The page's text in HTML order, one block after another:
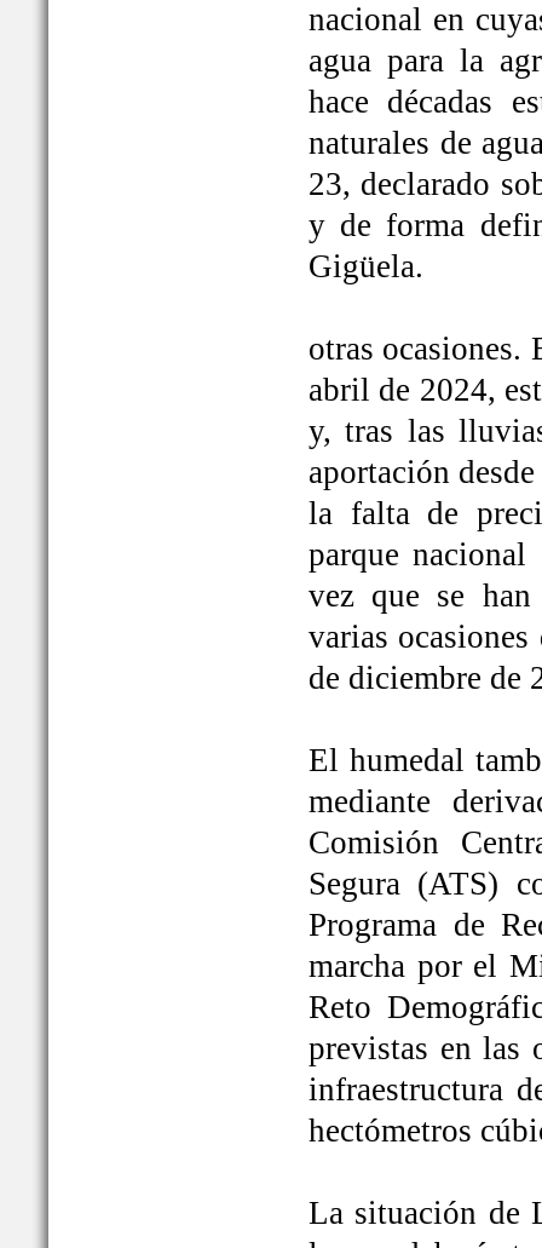
nacional en
agua para la
hace décadas
naturales de
23, declarado
y de forma
Gigüela.
otras ocasiones.
abril de 2024,
y, tras las
aportación
la falta de
parque
vez que se
varias
de diciembre de
El humedal
mediante
Comisión
Segura (ATS)
Programa de
marcha por el
Reto
previstas en las
infraestructura
hectómetros
La situación de